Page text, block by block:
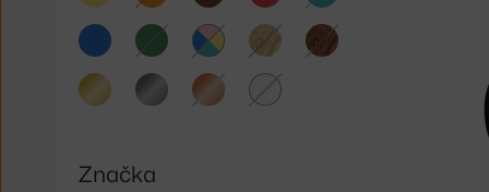
modrá
zelená
svetlé
drevo
tmavé
drevo
zlatá
striebornámedená číra
Značka